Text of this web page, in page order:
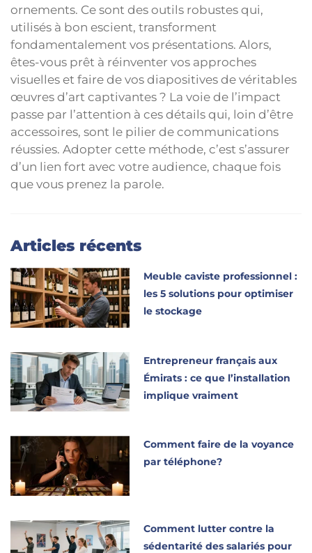
ornements. Ce sont des outils robustes qui,
utilisés à bon escient, transforment
fondamentalement vos présentations. Alors,
êtes-vous prêt à réinventer vos approches
visuelles et faire de vos diapositives de véritables
œuvres d’art captivantes ? La voie de l’impact
passe par l’attention à ces détails qui, loin d’être
accessoires, sont le pilier de communications
réussies. Adopter cette méthode, c’est s’assurer
d’un lien fort avec votre audience, chaque fois
que vous prenez la parole.
Articles récents
Meuble caviste professionnel :
les 5 solutions pour optimiser
le stockage
Entrepreneur français aux
Émirats : ce que l’installation
implique vraiment
Comment faire de la voyance
par téléphone?
Comment lutter contre la
sédentarité des salariés pour